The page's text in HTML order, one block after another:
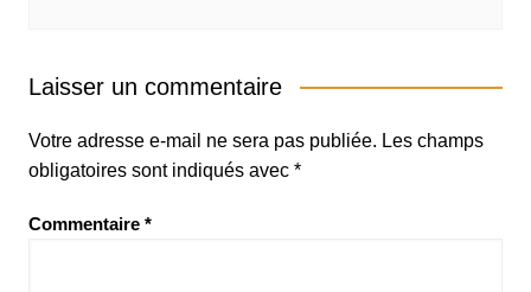
Laisser un commentaire
Votre adresse e-mail ne sera pas publiée. Les champs
obligatoires sont indiqués avec *
Commentaire *